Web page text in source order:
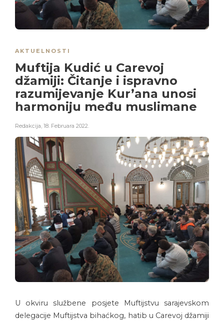
AKTUELNOSTI
Muftija Kudić u Carevoj
džamiji: Čitanje i ispravno
razumijevanje Kur’ana unosi
harmoniju među muslimane
Redakcija, 18. Februara 2022.
U okviru službene posjete Muftijstvu sarajevskom
delegacije Muftijstva bihaćkog, hatib u Carevoj džamiji